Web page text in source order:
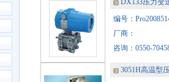
DX133压力变
编号：
厂商：
咨询：0550-
3051H高温型